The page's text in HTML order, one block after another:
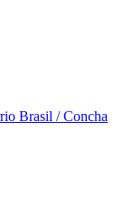
Brasil / Concha